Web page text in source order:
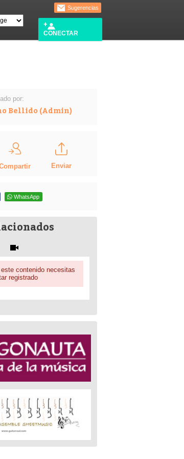
Sugerencias
CONECTAR
por:
Bellido (Admin)
Enviar
WhatsApp
contenido necesitas
registrado